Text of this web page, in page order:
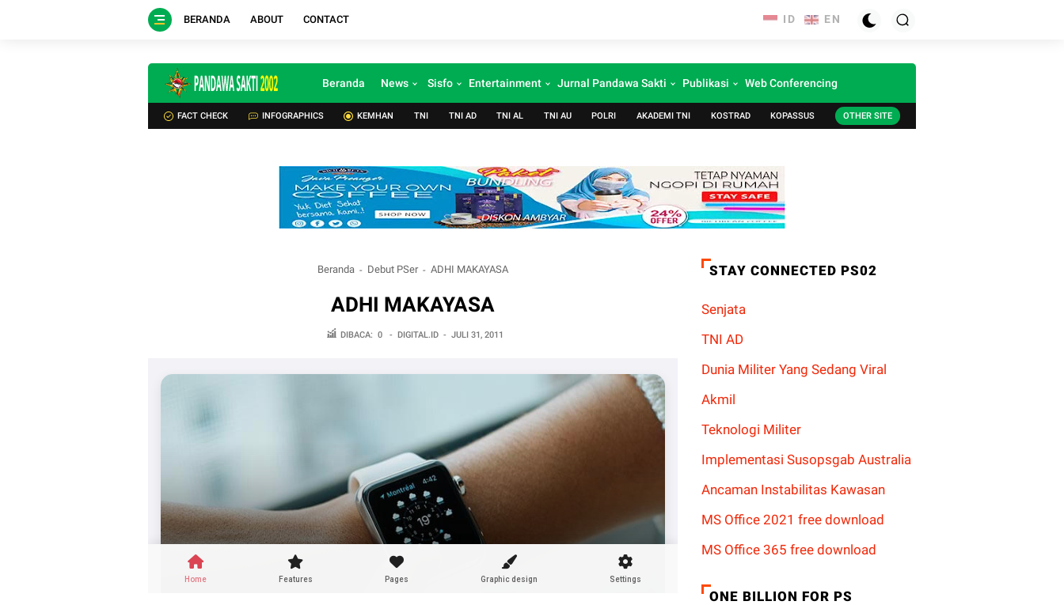
BERANDA ABOUT CONTACT
Beranda News Sisfo Entertainment Jurnal Pandawa Sakti Publikasi Web Conferencing
FACT CHECK INFOGRAPHICS KEMHAN TNI TNI AD TNI AL TNI AU POLRI AKADEMI TNI KOSTRAD KOPASSUS OTHER SITE
Beranda Debut PSer ADHI MAKAYASA
ADHI MAKAYASA
DIBACA: 0 - DIGITAL.ID - JULI 31, 2011
STAY CONNECTED PS02
Senjata
TNI AD
Dunia Militer Yang Sedang Viral
Akmil
Teknologi Militer
Implementasi Susopsgab Australia
Ancaman Instabilitas Kawasan
MS Office 2021 free download
MS Office 365 free download
ONE BILLION FOR PS